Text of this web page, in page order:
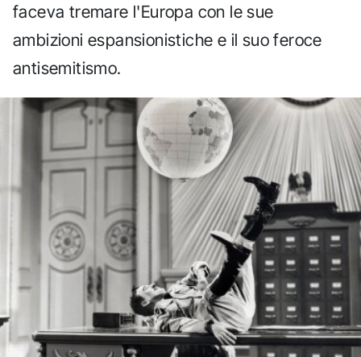
faceva tremare l'Europa con le sue
ambizioni espansionistiche e il suo feroce
antisemitismo.